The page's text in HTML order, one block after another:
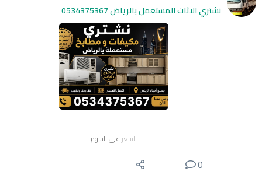
نشتري الاثاث المستعمل بالرياض 0534375367
السعر على السوم
0